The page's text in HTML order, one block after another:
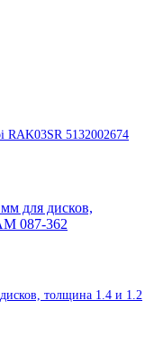
RAK03SR 5132002674
толщина 1.4 и 1.2